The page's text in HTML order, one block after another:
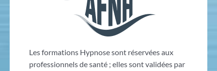
Les formations Hypnose sont réservées aux
professionnels de santé ; elles sont validées par